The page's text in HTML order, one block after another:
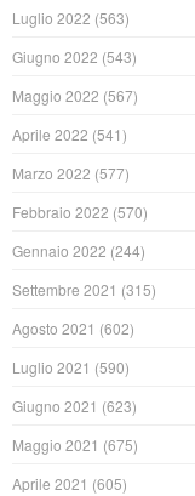
Luglio 2022 (563)
Giugno 2022 (543)
Maggio 2022 (567)
Aprile 2022 (541)
Marzo 2022 (577)
Febbraio 2022 (570)
Gennaio 2022 (244)
Settembre 2021 (315)
Agosto 2021 (602)
Luglio 2021 (590)
Giugno 2021 (623)
Maggio 2021 (675)
Aprile 2021 (605)